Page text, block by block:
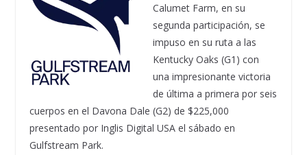
Calumet Farm, en su
segunda participación, se
impuso en su ruta a las
Kentucky Oaks (G1) con
una impresionante victoria
de última a primera por seis
cuerpos en el Davona Dale (G2) de $225,000
presentado por Inglis Digital USA el sábado en
Gulfstream Park.